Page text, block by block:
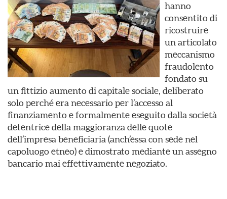
hanno
consentito di
ricostruire
un articolato
meccanismo
fraudolento
fondato su
un fittizio aumento di capitale sociale, deliberato
solo perché era necessario per l’accesso al
finanziamento e formalmente eseguito dalla società
detentrice della maggioranza delle quote
dell’impresa beneficiaria (anch’essa con sede nel
capoluogo etneo) e dimostrato mediante un assegno
bancario mai effettivamente negoziato.